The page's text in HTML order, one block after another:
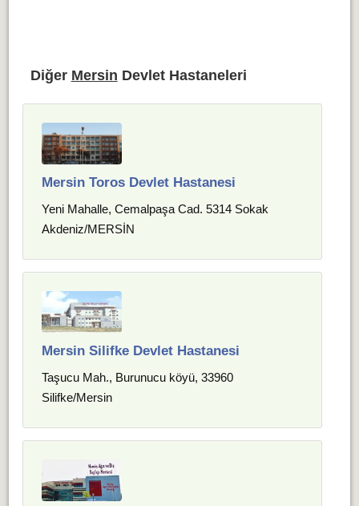
Diğer Mersin Devlet Hastaneleri
Mersin Toros Devlet Hastanesi
Yeni Mahalle, Cemalpaşa Cad. 5314 Sokak
Akdeniz/MERSİN
Mersin Silifke Devlet Hastanesi
Taşucu Mah., Burunucu köyü, 33960
Silifke/Mersin